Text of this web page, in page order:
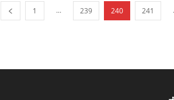
1 ... 239 240 241